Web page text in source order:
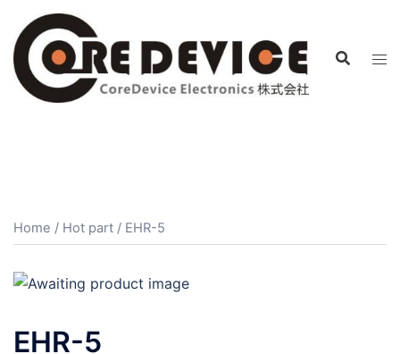
Home / Hot part / EHR-5
EHR-5